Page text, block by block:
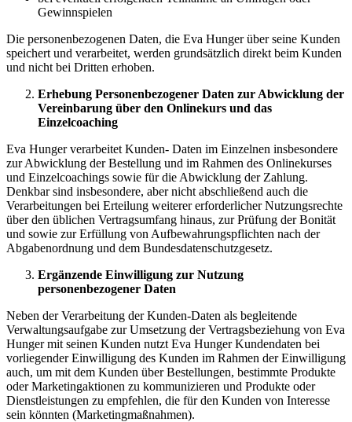
Gewinnspielen
Die personenbezogenen Daten, die Eva Hunger über seine Kunden
speichert und verarbeitet, werden grundsätzlich direkt beim Kunden
und nicht bei Dritten erhoben.
Erhebung Personenbezogener Daten zur Abwicklung der
Vereinbarung über den Onlinekurs und das
Einzelcoaching
Eva Hunger verarbeitet Kunden- Daten im Einzelnen insbesondere
zur Abwicklung der Bestellung und im Rahmen des Onlinekurses
und Einzelcoachings sowie für die Abwicklung der Zahlung.
Denkbar sind insbesondere, aber nicht abschließend auch die
Verarbeitungen bei Erteilung weiterer erforderlicher Nutzungsrechte
über den üblichen Vertragsumfang hinaus, zur Prüfung der Bonität
und sowie zur Erfüllung von Aufbewahrungspflichten nach der
Abgabenordnung und dem Bundesdatenschutzgesetz.
Ergänzende Einwilligung zur Nutzung
personenbezogener Daten
Neben der Verarbeitung der Kunden-Daten als begleitende
Verwaltungsaufgabe zur Umsetzung der Vertragsbeziehung von Eva
Hunger mit seinen Kunden nutzt Eva Hunger Kundendaten bei
vorliegender Einwilligung des Kunden im Rahmen der Einwilligung
auch, um mit dem Kunden über Bestellungen, bestimmte Produkte
oder Marketingaktionen zu kommunizieren und Produkte oder
Dienstleistungen zu empfehlen, die für den Kunden von Interesse
sein könnten (Marketingmaßnahmen).